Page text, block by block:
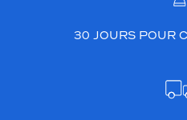
30 JOURS POUR